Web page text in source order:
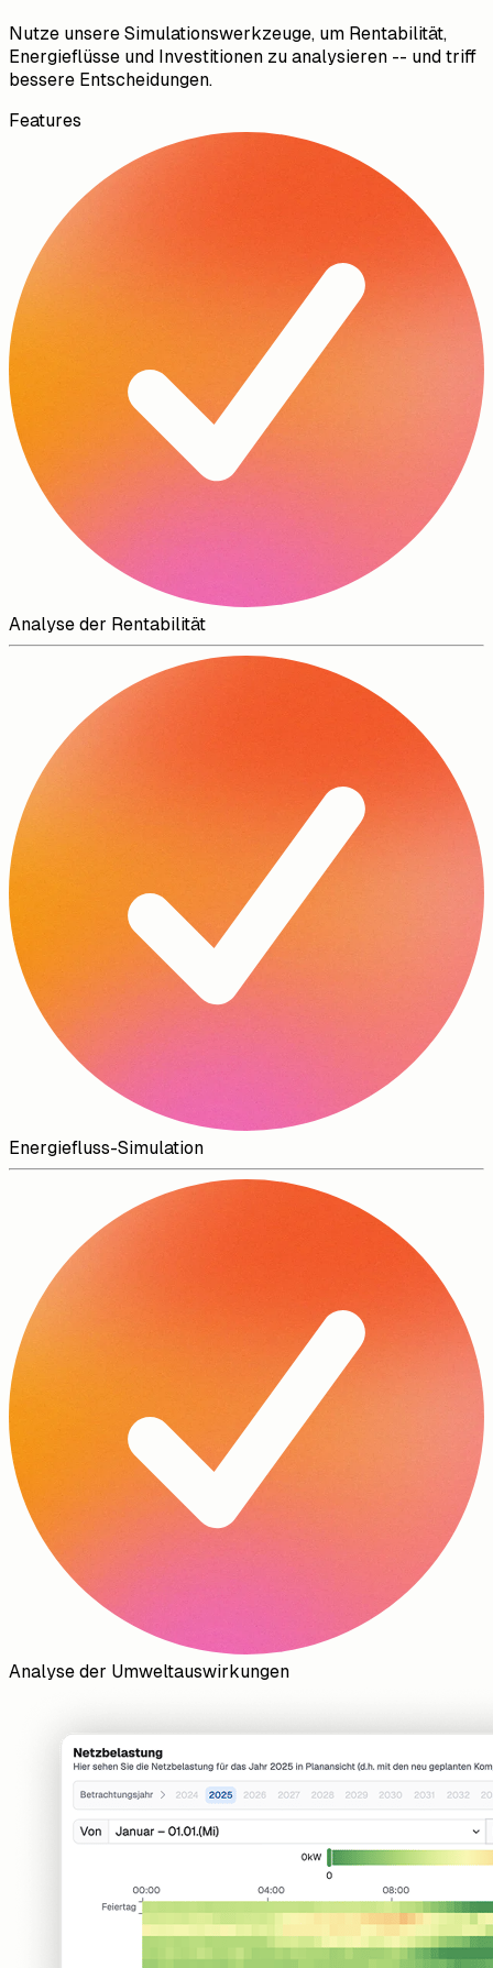
Nutze unsere Simulationswerkzeuge, um Rentabilität,
Energieflüsse und Investitionen zu analysieren -- und triff
bessere Entscheidungen.
Features
Analyse der Rentabilität
Energiefluss-Simulation
Analyse der Umweltauswirkungen